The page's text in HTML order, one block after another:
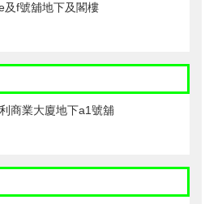
及f號舖地下及閣樓
商業大廈地下a1號舖